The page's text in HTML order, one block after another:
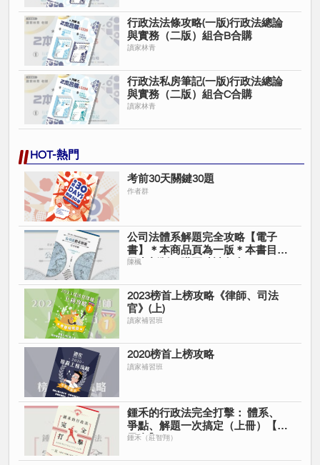
行政法法條攻略(一版)行政法總論
與實務（二版）組合B合購
讀家林青
行政法私房筆記(一版)行政法總論
與實務（二版）組合C合購
讀家林青
HOT-熱門
考前30天關鍵30題
作者群
公司法體系解題完全攻略【電子
書】＊本商品頁為一版＊本書目前
已出新版＊購買時請留意＊
陳楓
2023榜首上榜攻略《律師、司法
官》(上)
讀家補習班
2020榜首上榜攻略
讀家補習班
鍾禾的行政法完全打擊： 體系、
爭點、解題一次搞定（上冊）【電
子書】
鍾禾（莊智翔）